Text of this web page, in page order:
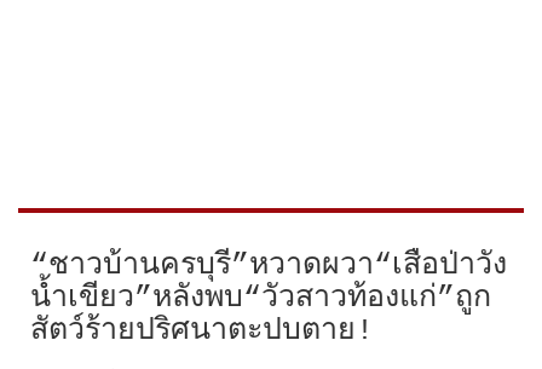
“ชาวบ้านครบุรี”หวาดผวา“เสือป่าวัง
น้ำเขียว”หลังพบ“วัวสาวท้องแก่”ถูก
สัตว์ร้ายปริศนาตะปบตาย!